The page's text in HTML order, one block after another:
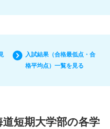
入試結果（合格最低点・合
格平均点）一覧を見る
道短期大学部の各学